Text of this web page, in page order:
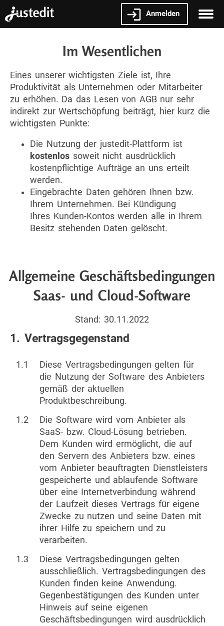
Im Wesentlichen
Eines unserer wichtigsten Ziele ist, Ihre
Produktivität als Unternehmen oder Mitarbeiter
zu erhöhen. Da das Lesen von AGB nur sehr
indirekt zur Wertschöpfung beiträgt, hier kurz die
wichtigsten Punkte:
Die Nutzung der justedit-Plattform ist
kostenlos soweit nicht ausdrücklich
kostenpflichtige Aufträge an uns erteilt
werden.
Eingebrachte Daten gehören Ihnen bzw.
Ihrem Unternehmen. Bei Kündigung
Ihres Kunden-Kontos werden alle in Ihrem
Besitz stehenden Daten gelöscht.
Allgemeine Geschäftsbedingungen
Saas- und Cloud-Software
Stand: 30.11.2022
1. Vertragsgegenstand
1.1
Diese Vertragsbedingungen gelten für
die Nutzung der Software des Anbieters
gemäß der aktuellen
Produktbeschreibung.
1.2
Die Software wird vom Anbieter als
SaaS- bzw. Cloud-Lösung betrieben.
Dem Kunden wird ermöglicht, die auf
den Servern des Anbieters bzw. eines
vom Anbieter beauftragten Dienstleisters
gespeicherte und ablaufende Software
über eine Internetverbindung während
der Laufzeit dieses Vertrags für eigene
Zwecke zu nutzen und seine Daten mit
ihrer Hilfe zu speichern und zu
verarbeiten.
1.3
Diese Vertragsbedingungen gelten
ausschließlich. Vertragsbedingungen des
Kunden finden keine Anwendung.
Gegenbestätigungen des Kunden unter
Hinweis auf seine eigenen
Geschäftsbedingungen wird ausdrücklich
Anmelden